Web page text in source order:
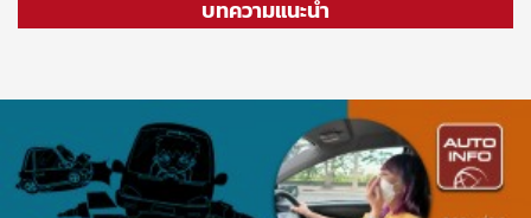
บทความแนะนำ